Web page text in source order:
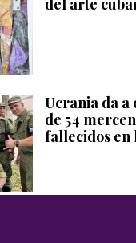
del arte
Ucrania da a
de 54
fallecidos